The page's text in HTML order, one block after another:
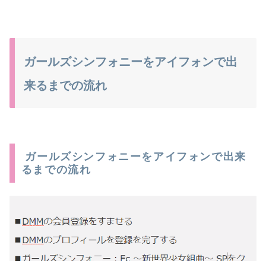
ガールズシンフォニーをアイフォンで出
来るまでの流れ
ガールズシンフォニーをアイフォンで出来
るまでの流れ